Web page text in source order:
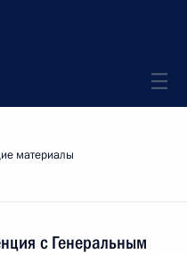
материалы
с Генеральным